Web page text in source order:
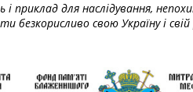
приклад для наслідування,
безкорисливо свою Україну і